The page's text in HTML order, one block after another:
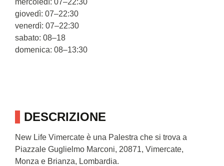
DESCRIZIONE
New Life Vimercate è una Palestra che si trova a
Piazzale Guglielmo Marconi, 20871, Vimercate,
Monza e Brianza, Lombardia.
giovedì: 07–22:30
venerdì: 07–22:30
sabato: 08–18
domenica: 08–13:30